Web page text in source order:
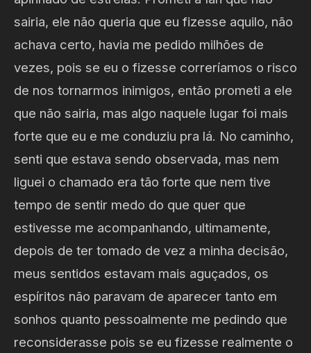
sairia, ele não queria que eu fizesse aquilo, não
achava certo, havia me pedido milhões de
vezes, pois se eu o fizesse correríamos o risco
de nos tornarmos inimigos, então prometi a ele
que não sairia, mas algo naquele lugar foi mais
forte que eu e me conduziu pra lá. No caminho,
senti que estava sendo observada, mas nem
liguei o chamado era tão forte que nem tive
tempo de sentir medo do que quer que
estivesse me acompanhando, ultimamente,
depois de ter tomado de vez a minha decisão,
meus sentidos estavam mais aguçados, os
espíritos não paravam de aparecer tanto em
sonhos quanto pessoalmente me pedindo que
reconsiderasse pois se eu fizesse realmente o